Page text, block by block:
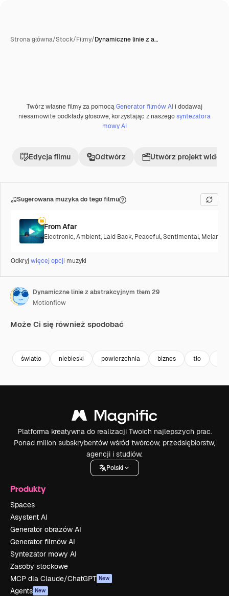
Strona główna/Stock/Filmy/Dynamiczne linie z a…
Premium
Twórz własne filmy za pomocąGenerator filmów AI i dodawaj
niesamowite podkłady głosowe, korzystając z naszegosyntezatora
mowy AI
Edycja filmu Odtwórz Utwórz projekt wideo
Sugerowana muzyka do tego filmu
From Afar
Electronic,Ambient, Laid Back, Peaceful,Sentimental,
Odkryjwięcej opcji muzyki
Dynamiczne linie z abstrakcyjnym tłem 29
Motionflow
Może Ci się również spodobać
światło niebieski powierzchnia biznes tło
Platforma kreatywna do realizacji Twoich najlepszych prac.
Ponad milion subskrybentów wśród twórców, przedsiębiorstw,
agencji i studiów.
Polski
Produkty
Spaces
Asystent AI
Generator obrazów AI
Generator filmów AI
Syntezator mowy AI
Zasoby stockowe
MCP dla Claude/ChatGPT New
Agents New